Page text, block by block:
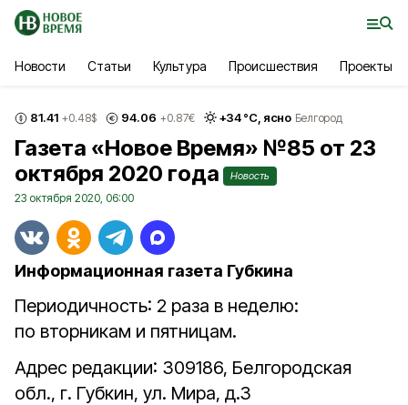
Новости Статьи Культура Происшествия Проекты
81.41 +0.48$ 94.06 +0.87€ +34°С, ясно Белгород
Газета «Новое Время» №85 от 23
октября 2020 года
Новость
23 октября 2020, 06:00
Информационная газета Губкина
Периодичность: 2 раза в неделю:
по вторникам и пятницам.
Адрес редакции: 309186, Белгородская
обл., г. Губкин, ул. Мира, д.3